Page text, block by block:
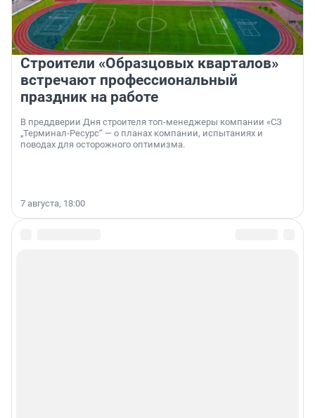
Строители «Образцовых кварталов»
встречают профессиональный
праздник на работе
В преддверии Дня строителя топ-менеджеры компании «СЗ
„Терминал-Ресурс“ — о планах компании, испытаниях и
поводах для осторожного оптимизма.
7 августа, 18:00